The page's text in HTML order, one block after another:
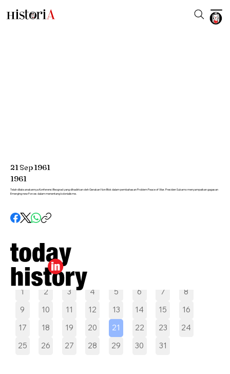
Pilih tanggal
1 2 3 4 5 6 7
8
9
10 11 12 13 14 15
16
17
18 19 20 21 22 23
24
25
26 27 28 29 30 31
21Sep1961
1961
Telah dilaksanakannya Konferensi Beograd yang dihadirkan oleh Gerakan Non Blok dalam pembahasan Problem Peace of War. Presiden Sukarno menyampaikan gagasan
Emerging new Forces dalam menentang kolonialisme.